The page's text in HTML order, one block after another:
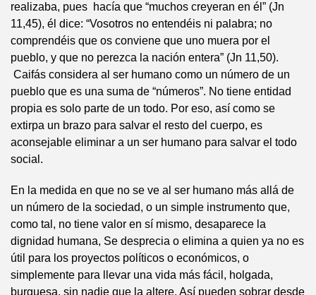
realizaba, pues hacía que “muchos creyeran en él” (Jn
11,45), él dice: “Vosotros no entendéis ni palabra; no
comprendéis que os conviene que uno muera por el
pueblo, y que no perezca la nación entera” (Jn 11,50).
Caifás considera al ser humano como un número de un
pueblo que es una suma de “números”. No tiene entidad
propia es solo parte de un todo. Por eso, así como se
extirpa un brazo para salvar el resto del cuerpo, es
aconsejable eliminar a un ser humano para salvar el todo
social.
En la medida en que no se ve al ser humano más allá de
un número de la sociedad, o un simple instrumento que,
como tal, no tiene valor en sí mismo, desaparece la
dignidad humana, Se desprecia o elimina a quien ya no es
útil para los proyectos políticos o económicos, o
simplemente para llevar una vida más fácil, holgada,
burguesa, sin nadie que la altere. Así pueden sobrar desde